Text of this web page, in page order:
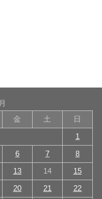
金 土 日
1
6 7 8
13 14 15
20 21 22